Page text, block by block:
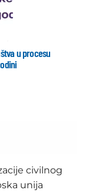
u procesu
civilnog
unija